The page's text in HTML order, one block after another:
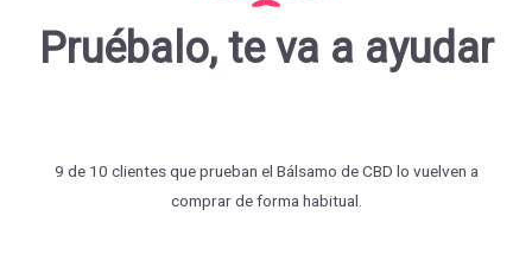
Pruébalo, te va a ayudar
9 de 10 clientes que prueban el Bálsamo de CBD lo vuelven a
comprar de forma habitual.